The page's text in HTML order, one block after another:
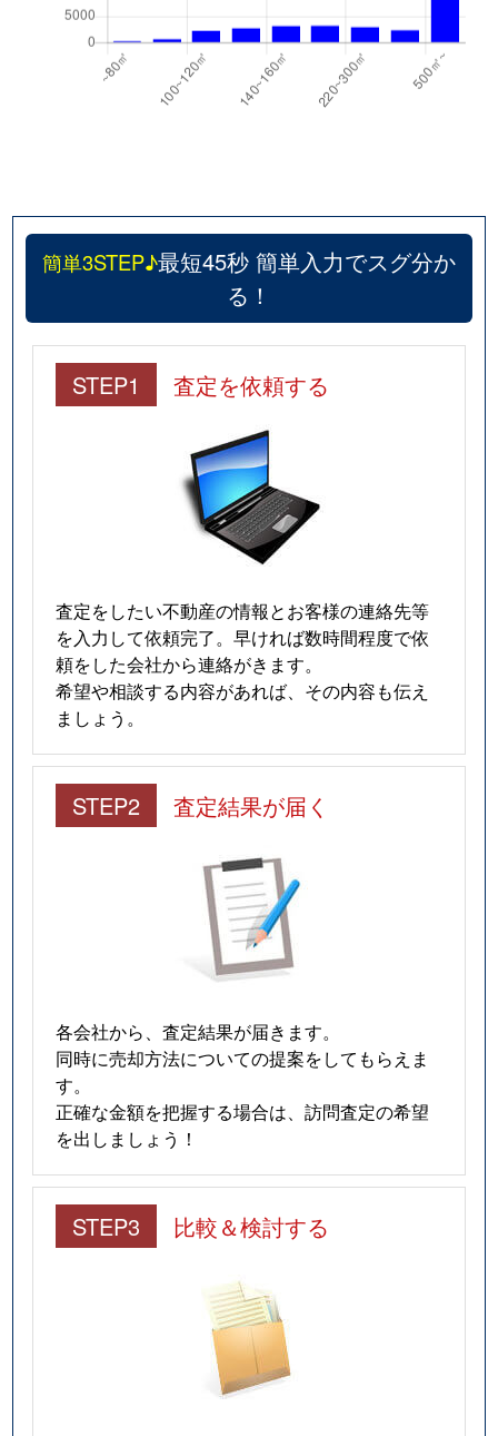
簡単3STEP♪最短45秒 簡単入力でスグ分か
る！
STEP1 査定を依頼する
査定をしたい不動産の情報とお客様の連絡先等
を入力して依頼完了。早ければ数時間程度で依
頼をした会社から連絡がきます。
希望や相談する内容があれば、その内容も伝え
ましょう。
STEP2 査定結果が届く
各会社から、査定結果が届きます。
同時に売却方法についての提案をしてもらえま
す。
正確な金額を把握する場合は、訪問査定の希望
を出しましょう！
STEP3 比較＆検討する